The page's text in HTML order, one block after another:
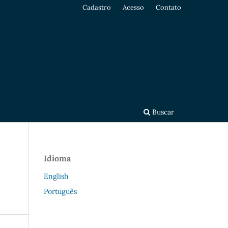
Buscar
Cadastro Acesso Contato
Idioma
English
Português